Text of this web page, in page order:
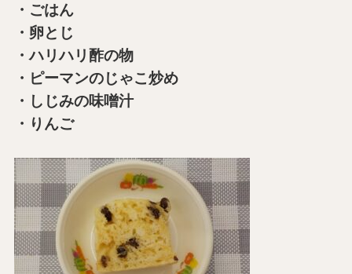
・ごはん
・卵とじ
・ハリハリ酢の物
・ピーマンのじゃこ炒め
・しじみの味噌汁
・りんご